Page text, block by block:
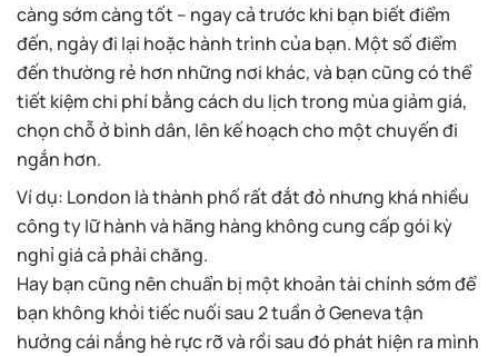
càng sớm càng tốt – ngay cả trước khi bạn biết điểm
đến, ngày đi lại hoặc hành trình của bạn. Một số điểm
đến thường rẻ hơn những nơi khác, và bạn cũng có thể
tiết kiệm chi phí bằng cách du lịch trong mùa giảm giá,
chọn chỗ ở bình dân, lên kế hoạch cho một chuyến đi
ngắn hơn.
Ví dụ: London là thành phố rất đắt đỏ nhưng khá nhiều
công ty lữ hành và hãng hàng không cung cấp gói kỳ
nghỉ giá cả phải chăng.
Hay bạn cũng nên chuẩn bị một khoản tài chính sớm để
bạn không khỏi tiếc nuối sau 2 tuần ở Geneva tận
hưởng cái nắng hè rực rỡ và rồi sau đó phát hiện ra mình